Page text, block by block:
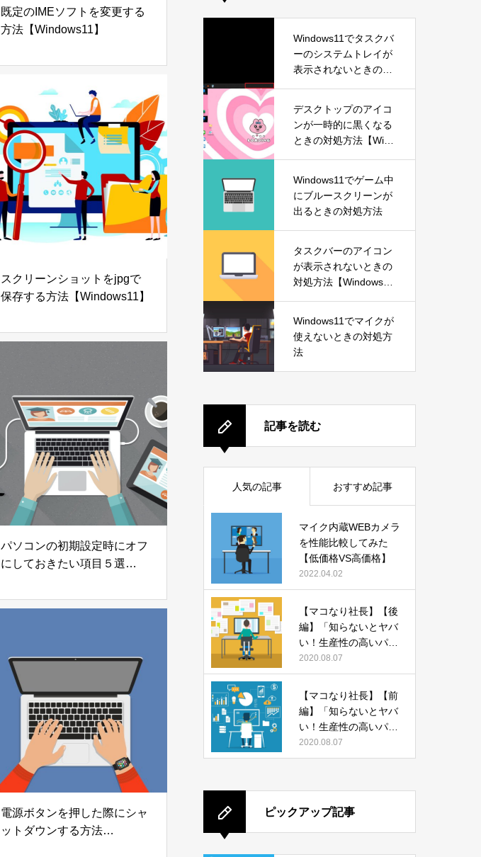
既定のIMEソフトを変更する
方法【Windows11】
スクリーンショットをjpgで
保存する方法【Windows11】
パソコンの初期設定時にオフ
にしておきたい項目５選
電源ボタンを押した際にシャ
ットダウンする方法
Windows11でタスクバ
ーのシステムトレイが
表示されないときの対
デスクトップのアイコ
ンが一時的に黒くなる
ときの対処方法【Wind
Windows11でゲーム中
にブルースクリーンが
出るときの対処方法
タスクバーのアイコン
が表示されないときの
対処方法【Windows1
Windows11でマイクが
使えないときの対処方
法
記事を読む
人気の記事 おすすめ記事
マイク内蔵WEBカメラ
を性能比較してみた
【低価格VS高価格】
2022.04.02
【マコなり社長】【後
編】「知らないとヤバ
い！生産性の高いパソ
コンの使い方 13選」
をまとめてみた
2020.08.07
【マコなり社長】【前
編】「知らないとヤバ
い！生産性の高いパソ
コンの使い方 13選」
をまとめてみた
2020.08.07
ピックアップ記事